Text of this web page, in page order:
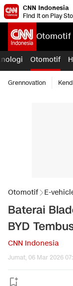
CNN Indonesia
Find it on Play
Otomotif
Otomotif
Grennovation
Otomotif E-
Baterai
BYD
CNN Indonesia
Jumat, 06 Mar 2026